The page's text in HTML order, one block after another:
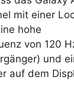
mit einer
hohe
von 120
und
auf dem